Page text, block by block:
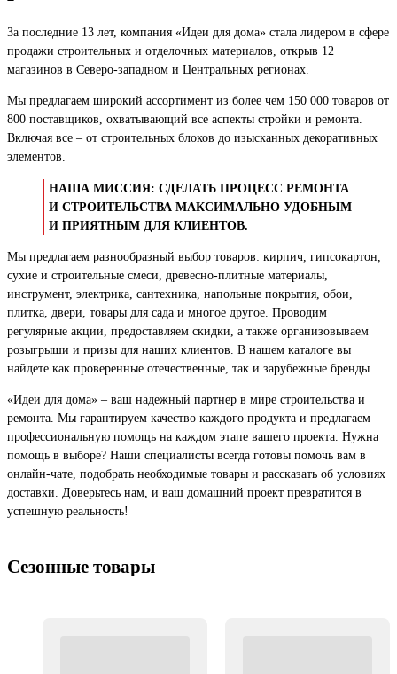
За последние 13 лет, компания «Идеи для дома» стала лидером в сфере
продажи строительных и отделочных материалов, открыв 12
магазинов в Северо-западном и Центральных регионах.
Мы предлагаем широкий ассортимент из более чем 150 000 товаров от
800 поставщиков, охватывающий все аспекты стройки и ремонта.
Включая все – от строительных блоков до изысканных декоративных
элементов.
НАША МИССИЯ: СДЕЛАТЬ ПРОЦЕСС РЕМОНТА
И СТРОИТЕЛЬСТВА МАКСИМАЛЬНО УДОБНЫМ
И ПРИЯТНЫМ ДЛЯ КЛИЕНТОВ.
Мы предлагаем разнообразный выбор товаров: кирпич, гипсокартон,
сухие и строительные смеси, древесно-плитные материалы,
инструмент, электрика, сантехника, напольные покрытия, обои,
плитка, двери, товары для сада и многое другое. Проводим
регулярные акции, предоставляем скидки, а также организовываем
розыгрыши и призы для наших клиентов. В нашем каталоге вы
найдете как проверенные отечественные, так и зарубежные бренды.
«Идеи для дома» – ваш надежный партнер в мире строительства и
ремонта. Мы гарантируем качество каждого продукта и предлагаем
профессиональную помощь на каждом этапе вашего проекта. Нужна
помощь в выборе? Наши специалисты всегда готовы помочь вам в
онлайн-чате, подобрать необходимые товары и рассказать об условиях
доставки. Доверьтесь нам, и ваш домашний проект превратится в
успешную реальность!
Сезонные товары